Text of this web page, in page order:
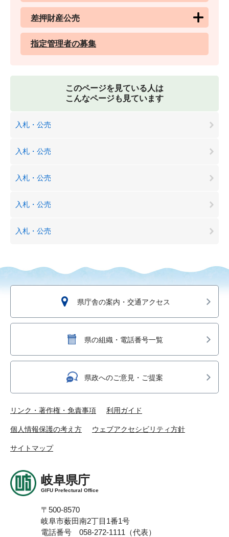
差押財産公売
指定管理者の募集
このページを見ている人は
こんなページも見ています
入札・公売
入札・公売
入札・公売
入札・公売
入札・公売
県庁舎の案内・交通アクセス
県の組織・電話番号一覧
県政へのご意見・ご提案
リンク・著作権・免責事項 利用ガイド
個人情報保護の考え方 ウェブアクセシビリティ方針
サイトマップ
岐阜県庁
GIFU Prefectural Office
〒500-8570
岐阜市薮田南2丁目1番1号
電話番号 058-272-1111（代表）